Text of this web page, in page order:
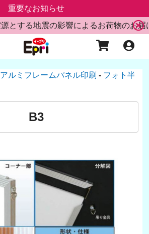
重要なお知らせ
とする地震の影響によるお荷物のお届
アルミフレームパネル印刷 フォト半光
B3